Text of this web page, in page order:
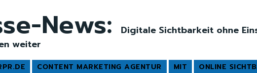
News:
Digitale Sichtbarkeit ohne
weiter
CONTENT MARKETING AGENTUR MIT ONLINE